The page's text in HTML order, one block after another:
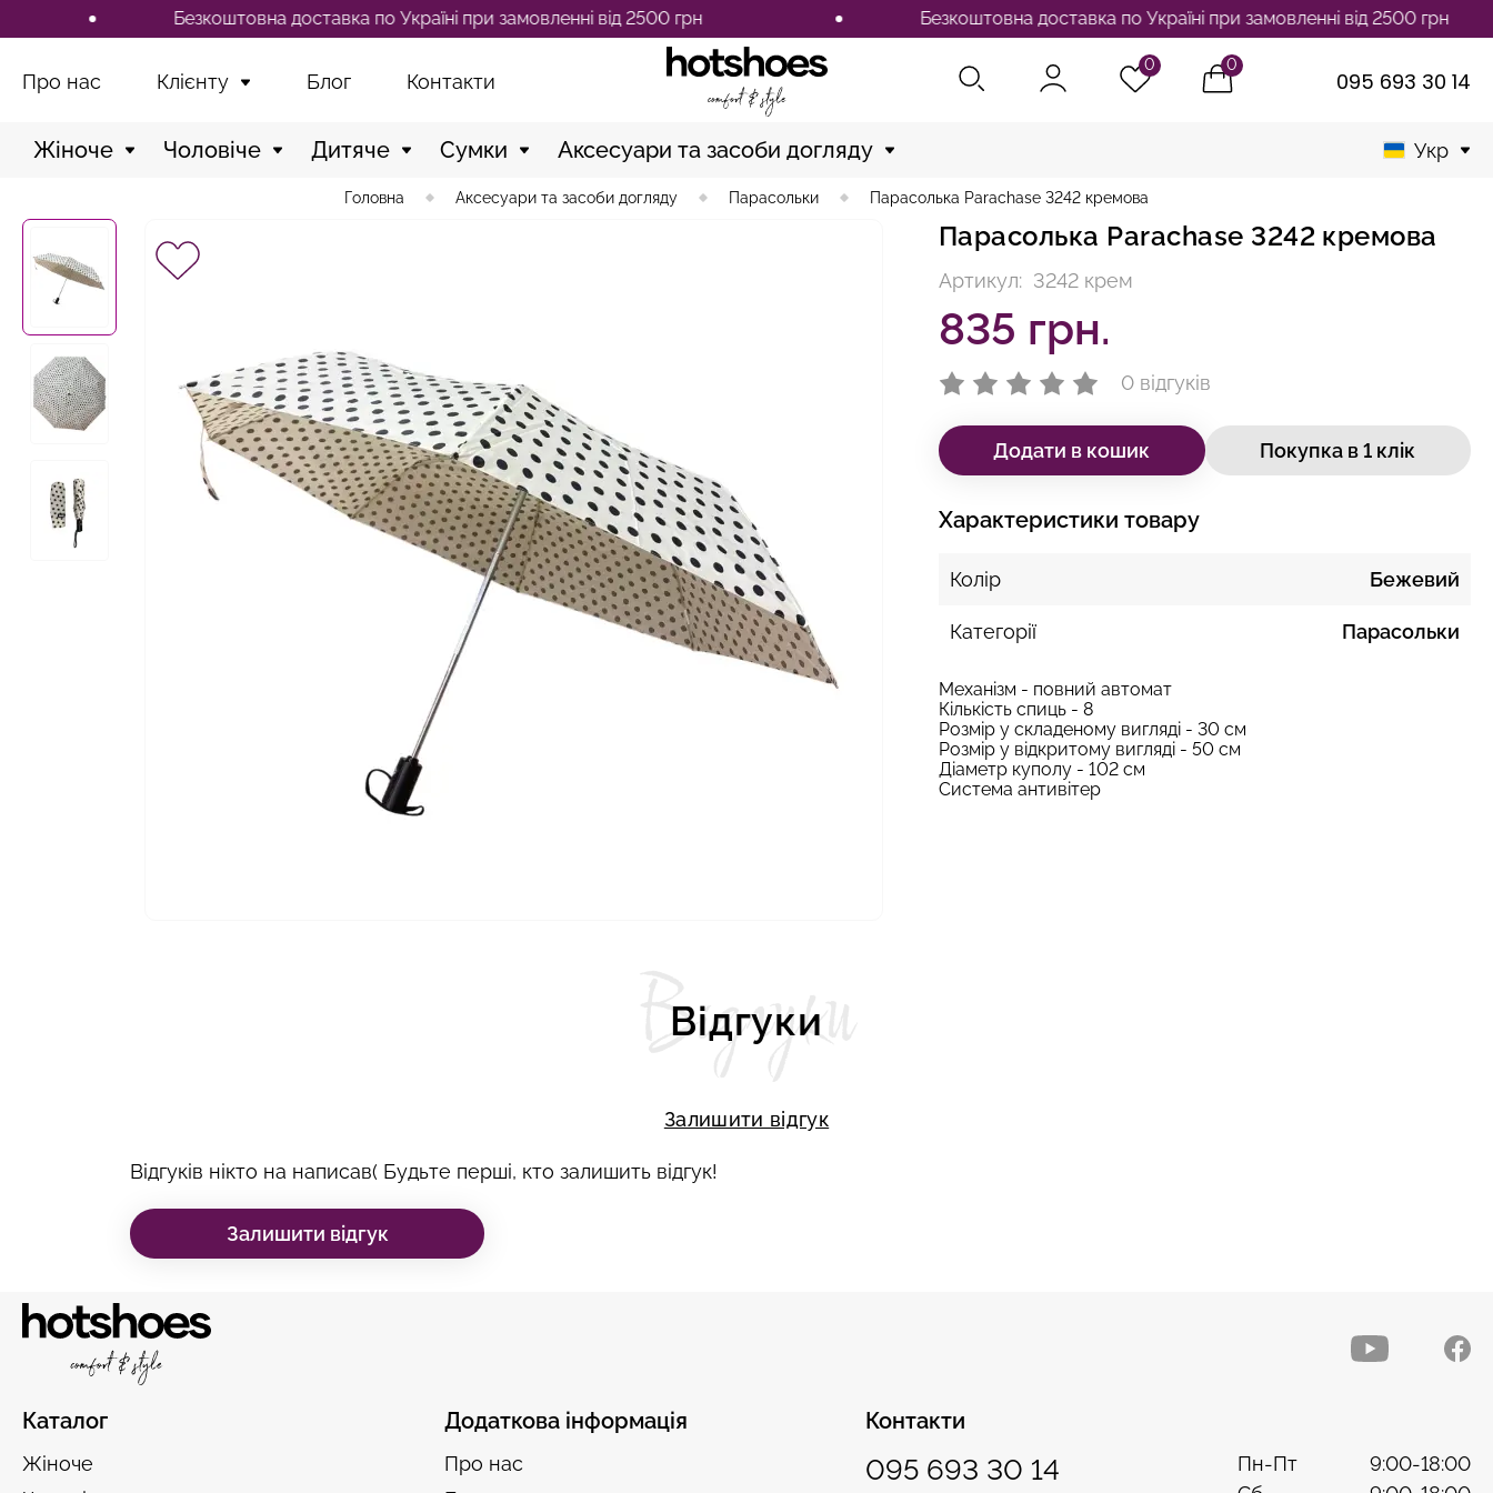
Безкоштовна доставка по Україні при замовленні від 2500 грн Безкоштовна доставка по Україні при замовленні від 2500 грн
Про нас Клієнту Блог Контакти
0 0
095 693 30 14
Жіноче Чоловіче Дитяче Сумки Аксесуари та засоби догляду Укр
Головна Аксесуари та засоби догляду Парасольки Парасолька Parachase 3242 кремова
Парасолька Parachase 3242 кремова
Артикул: 3242 крем
835 грн.
0 відгуків
Додати в кошик Покупка в 1 клік
Характеристики товару
Колір Бежевий
Категорії Парасольки
Механізм - повний автомат
Кількість спиць - 8
Розмір у складеному вигляді - 30 см
Розмір у відкритому вигляді - 50 см
Діаметр куполу - 102 см
Система антивітер
Відгуки
Відгуки
Залишити відгук
Відгуків нікто на написав( Будьте перші, кто залишить відгук!
Залишити відгук
Каталог
Жіноче
Додаткова інформація
Про нас
Контакти
095 693 30 14 Пн-Пт
9:00-18:00